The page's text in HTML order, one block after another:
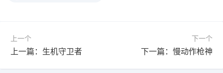
上一个
上一篇：生机守卫者
下一个
下一篇：慢动作枪神